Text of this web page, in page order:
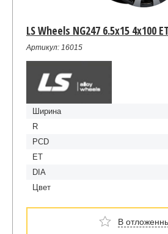
LS Wheels NG247 6.5x15 4x100
Артикул: 16015
Ширина
R
PCD
ET
DIA
Цвет
В